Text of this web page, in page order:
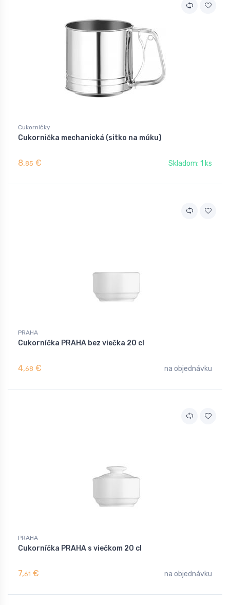
Cukorničky
Cukornička mechanická (sitko na múku)
8,85 € Skladom: 1 ks
PRAHA
Cukorníčka PRAHA bez viečka 20 cl
4,68 € na objednávku
PRAHA
Cukorníčka PRAHA s viečkom 20 cl
7,61 € na objednávku